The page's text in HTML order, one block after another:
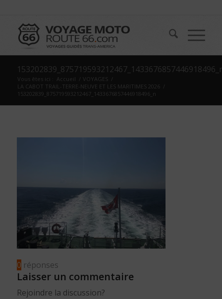
Vous êtes ici : Accueil / VOYAGES /
LA CABOT TRAIL-TERRE-NEUVE ET LES MARITIMES 2026 /
153202839_875719593212467_1433676857446918496_n
0 réponses
Laisser un commentaire
Rejoindre la discussion?